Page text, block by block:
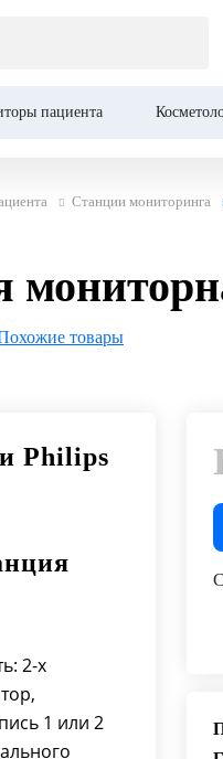
пациента
Станции мониторинга
товары
Philips
2-х
1 или 2